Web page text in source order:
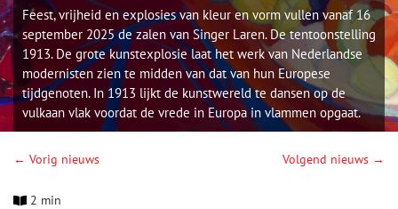
Feest, vrijheid en explosies van kleur en vorm vullen vanaf 16
september 2025 de zalen van Singer Laren. De tentoonstelling
1913. De grote kunstexplosie laat het werk van Nederlandse
modernisten zien te midden van dat van hun Europese
tijdgenoten. In 1913 lijkt de kunstwereld te dansen op de
vulkaan vlak voordat de vrede in Europa in vlammen opgaat.
← Vorig nieuws Volgend nieuws →
2 min